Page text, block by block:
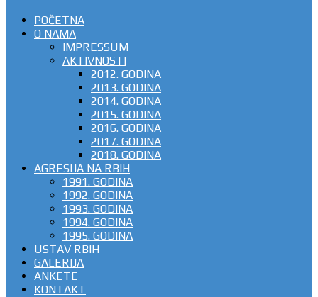
POČETNA
O NAMA
IMPRESSUM
AKTIVNOSTI
2012. GODINA
2013. GODINA
2014. GODINA
2015. GODINA
2016. GODINA
2017. GODINA
2018. GODINA
AGRESIJA NA RBIH
1991. GODINA
1992. GODINA
1993. GODINA
1994. GODINA
1995. GODINA
USTAV RBIH
GALERIJA
ANKETE
KONTAKT